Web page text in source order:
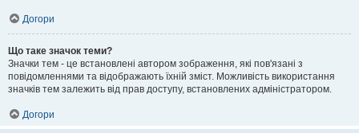
Догори
Що таке значок теми?
Значки тем - це встановлені автором зображення, які пов'язані з
повідомленнями та відображають їхній зміст. Можливість використання
значків тем залежить від прав доступу, встановлених адміністратором.
Догори